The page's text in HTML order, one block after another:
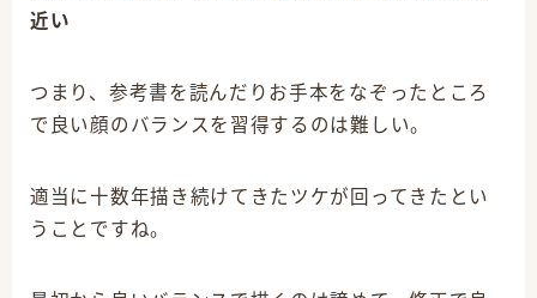
近い
つまり、参考書を読んだりお手本をなぞったところ
で良い顔のバランスを習得するのは難しい。
適当に十数年描き続けてきたツケが回ってきたとい
うことですね。